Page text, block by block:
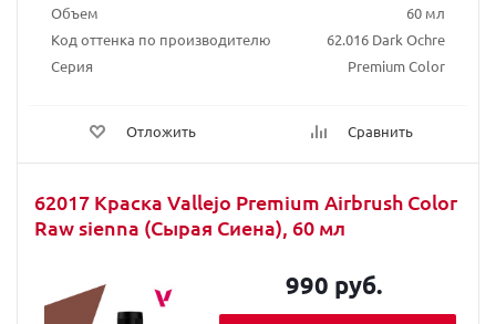
Объем
60 мл
Код оттенка по производителю
62.016 Dark Ochre
Серия
Premium Color
Отложить Сравнить
62017 Краска Vallejo Premium Airbrush Color
Raw sienna (Сырая Сиена), 60 мл
990 руб.